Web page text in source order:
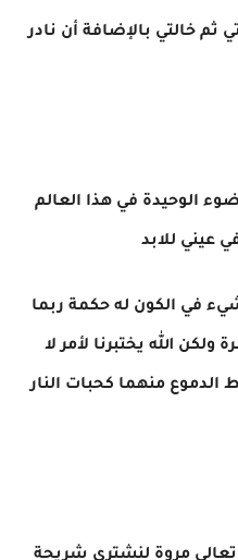
ثم خالتي بالإضافة أن نادر
الوحيدة في هذا العالم
عيني للابد
في الكون له حكمة ربما
الله يختبرنا لأمر لا
منهما كحبات النار
تعالي مروة لنشتري شريحة